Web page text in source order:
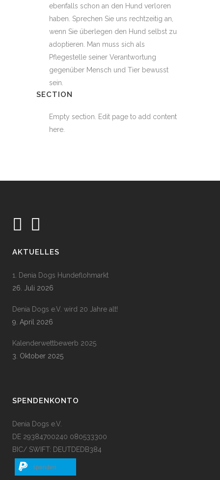
ebenfalls schon an den Hund verloren
haben. Sprechen Sie uns rechtzeitig an,
wenn Sie überlegen den Hund selbst zu
adoptieren. Man muss sich als
Pflegestelle seiner Verantwortung
gegenüber Mensch und Tier bewusst
sein.
SECTION
Empty section. Edit page to add content
here.
AKTUELLES
1. Denia Dogs Hundeflohmarkt
26. Juli 2026
Denia Dogs e.V. wird 20 Jahre alt!
9. April 2026
Kalenderwettbewerb 2025
3. Oktober 2025
SPENDENKONTO
Denia Dogs e.V.
DE 29384700240 080533300
BIC/ SWIFT: DEUTDEDB384
spenden